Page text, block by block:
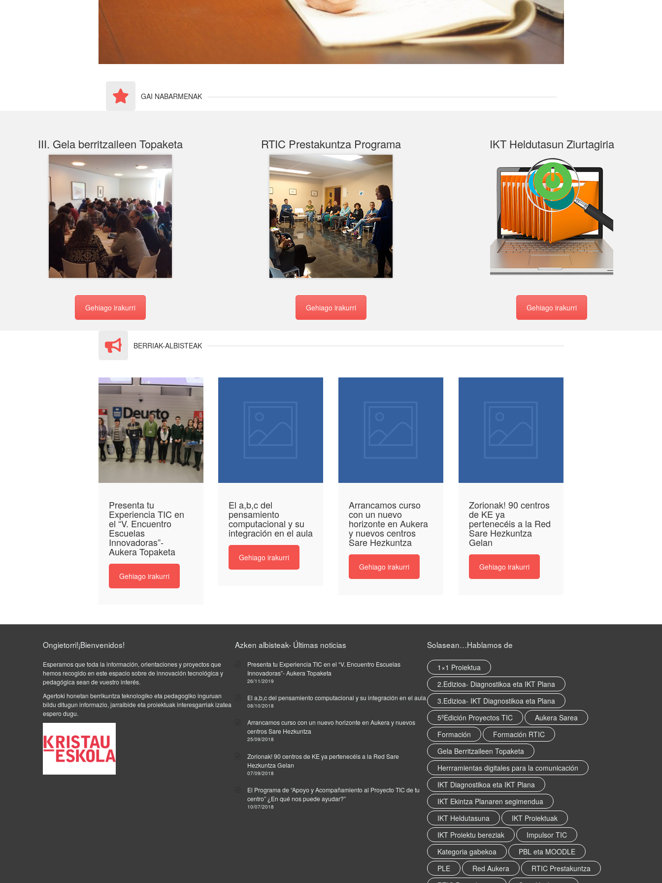
GAI NABARMENAK
III. Gela berritzaileen Topaketa
Gehiago irakurri
RTIC Prestakuntza Programa
Gehiago irakurri
IKT Heldutasun Ziurtagiria
Gehiago irakurri
BERRIAK-ALBISTEAK
Presenta tu
Experiencia TIC en
el “V. Encuentro
Escuelas
Innovadoras”-
Aukera Topaketa
Gehiago irakurri
El a,b,c del
pensamiento
computacional y su
integración en el aula
Gehiago irakurri
Arrancamos curso
con un nuevo
horizonte en Aukera
y nuevos centros
Sare Hezkuntza
Gehiago irakurri
Zorionak! 90 centros
de KE ya
pertenecéis a la Red
Sare Hezkuntza
Gelan
Gehiago irakurri
Ongietorri!¡Bienvenidos!
Esperamos que toda la información, orientaciones y proyectos que
hemos recogido en este espacio sobre de innovación tecnológica y
pedagógica sean de vuestro interés.
Agertoki honetan berrikuntza teknologiko eta pedagogiko inguruan
bildu ditugun informazio, jarraibide eta proiektuak interesgarriak izatea
espero dugu.
Azken albisteak- Últimas noticias
Presenta tu Experiencia TIC en el “V. Encuentro Escuelas
Innovadoras”- Aukera Topaketa
26/11/2019
El a,b,c del pensamiento computacional y su integración en el aula
08/10/2018
Arrancamos curso con un nuevo horizonte en Aukera y nuevos
centros Sare Hezkuntza
25/09/2018
Zorionak! 90 centros de KE ya pertenecéis a la Red Sare
Hezkuntza Gelan
07/09/2018
El Programa de “Apoyo y Acompañamiento al Proyecto TIC de tu
centro” ¿En qué nos puede ayudar?”
10/07/2018
Solasean…Hablamos de
1×1 Proiektua
2.Edizioa- Diagnostikoa eta IKT Plana
3.Edizioa- IKT Diagnostikoa eta Plana
5ºEdición Proyectos TIC
Aukera Sarea
Formación
Formación RTIC
Gela Berritzaileen Topaketa
Herrramientas digitales para la comunicación
IKT Diagnostikoa eta IKT Plana
IKT Ekintza Planaren segimendua
IKT Heldutasuna
IKT Proiektuak
IKT Proiektu bereziak
Impulsor TIC
Kategoria gabekoa
PBL eta MOODLE
PLE
Red Aukera
RTIC Prestakuntza